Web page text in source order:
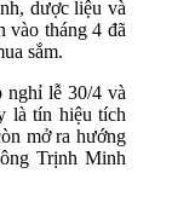
dược liệu và
vào tháng 4 đã
sắm.
nghỉ lễ 30/4 và
là tín hiệu tích
mở ra hướng
Trịnh Minh